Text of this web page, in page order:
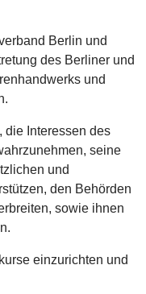
Berlin und
des Berliner und
und
die Interessen des
seine
und
den Behörden
sowie ihnen
einzurichten und